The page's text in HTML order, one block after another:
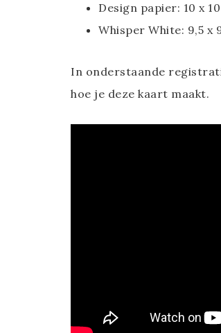
Design papier: 10 x
Whisper White: 9,5 x
In onderstaande
hoe je deze kaart maakt.